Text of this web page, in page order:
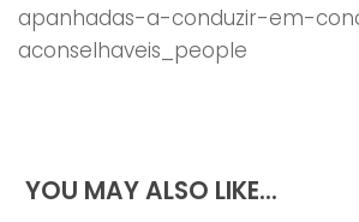
apanhadas-a-conduzir-em-
aconselhaveis_people
YOU MAY ALSO LIKE...